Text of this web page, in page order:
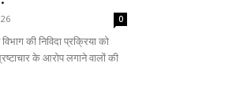
0
की निविदा प्रक्रिया को
के आरोप लगाने वालों की